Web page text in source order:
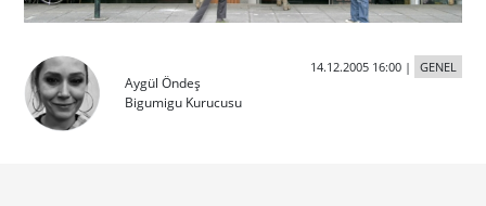
Aygül Öndeş
Bigumigu Kurucusu
14.12.2005 16:00| GENEL